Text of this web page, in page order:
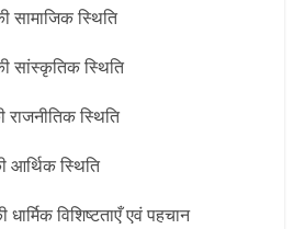
सामाजिक स्थिति
सांस्कृतिक स्थिति
स्थिति
आर्थिक स्थिति
विशिष्टताएँ एवं पहचान